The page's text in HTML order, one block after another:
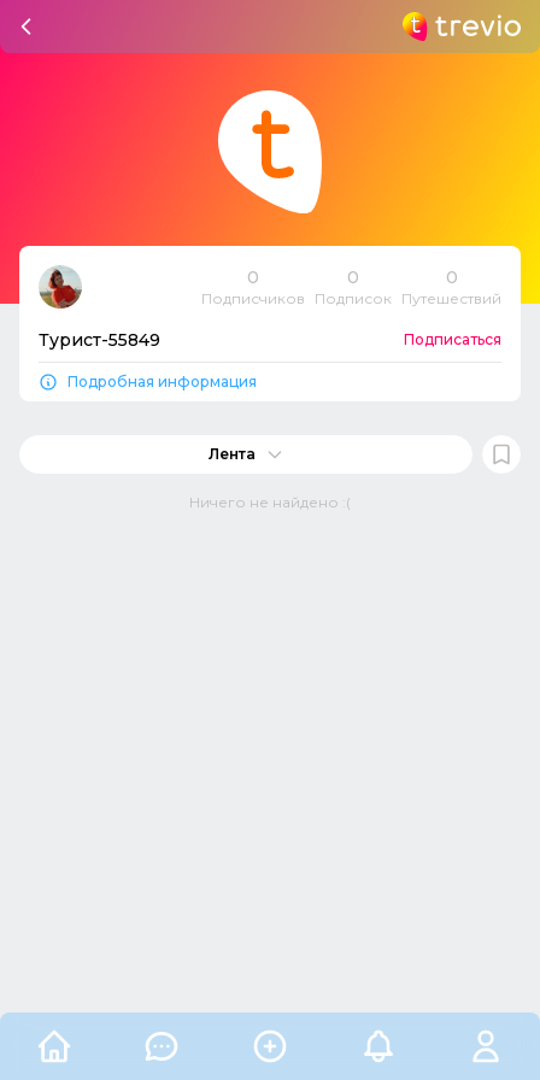
0
Подписчиков
0
Подписок
0
Путешествий
Турист-55849 Подписаться
Подробная информация
Лента
Ничего не найдено :(